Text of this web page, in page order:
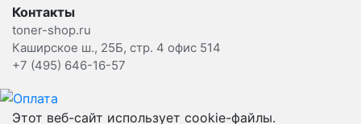
Контакты
toner-shop.ru
Каширское ш., 25Б, стр. 4 офис 514
+7 (495) 646-16-57
Этот веб-сайт использует cookie-файлы.